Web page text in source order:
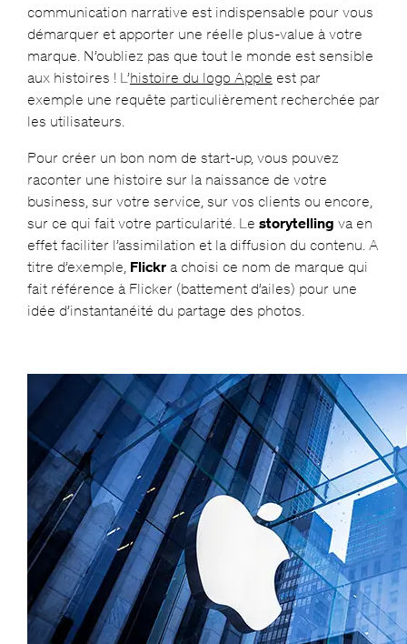
communication narrative est indispensable pour vous
démarquer et apporter une réelle plus-value à votre
marque. N’oubliez pas que tout le monde est sensible
aux histoires ! L’histoire du logo Apple est par
exemple une requête particulièrement recherchée par
les utilisateurs.
Pour créer un bon nom de start-up, vous pouvez
raconter une histoire sur la naissance de votre
business, sur votre service, sur vos clients ou encore,
sur ce qui fait votre particularité. Le storytelling va en
effet faciliter l’assimilation et la diffusion du contenu. A
titre d’exemple, Flickra choisi ce nom de marque qui
fait référence à Flicker (battement d’ailes) pour une
idée d’instantanéité du partage des photos.